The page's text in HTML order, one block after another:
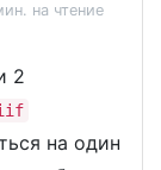
на чтение
2
на один